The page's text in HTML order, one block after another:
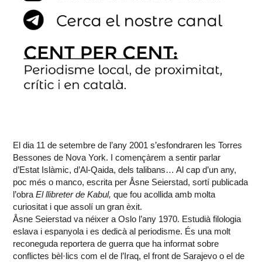
El dia 11 de setembre de l’any 2001 s’esfondraren les Torres
Bessones de Nova York. I començàrem a sentir parlar
d’Estat Islàmic, d’Al-Qaida, dels talibans… Al cap d’un any,
poc més o manco, escrita per Åsne Seierstad, sortí publicada
l’obraEl llibreter de Kabul, que fou acollida amb molta
curiositat i que assolí un gran èxit.
Åsne Seierstad va néixer a Oslo l’any 1970. Estudià filologia
eslava i espanyola i es dedicà al periodisme. És una molt
reconeguda reportera de guerra que ha informat sobre
conflictes bèl·lics com el de l’Iraq, el front de Sarajevo o el de